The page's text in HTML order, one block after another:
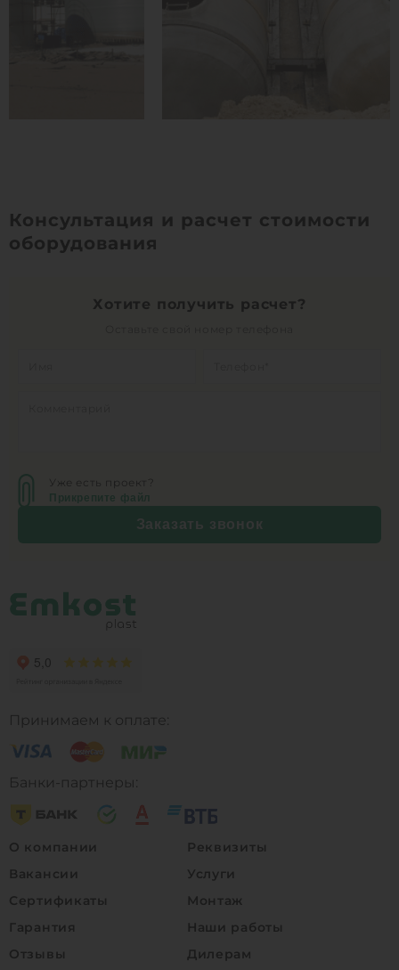
Консультация и расчет стоимости
оборудования
Хотите получить расчет?
Уже есть проект?
Прикрепите файл
Заказать звонок
Принимаем к оплате:
Банки-партнеры:
О компании
Вакансии
Сертификаты
Гарантия
Отзывы
Реквизиты
Услуги
Монтаж
Наши работы
Дилерам